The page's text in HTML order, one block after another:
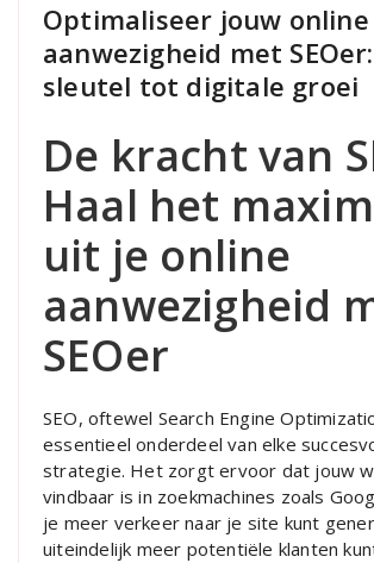
Optimaliseer jouw online
aanwezigheid met
sleutel tot digitale groei
De kracht van
Haal het
uit je online
aanwezigheid
SEOer
SEO, oftewel Search Engine
essentieel onderdeel van elke
strategie. Het zorgt ervoor dat jouw
vindbaar is in zoekmachines zoals
je meer verkeer naar je site kunt
uiteindelijk meer potentiële klanten